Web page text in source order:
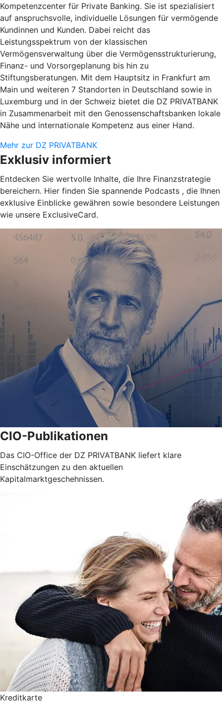
Kompetenzcenter für Private Banking. Sie ist spezialisiert
auf anspruchsvolle, individuelle Lösungen für vermögende
Kundinnen und Kunden. Dabei reicht das
Leistungsspektrum von der klassischen
Vermögensverwaltung über die Vermögensstrukturierung,
Finanz- und Vorsorgeplanung bis hin zu
Stiftungsberatungen. Mit dem Hauptsitz in Frankfurt am
Main und weiteren 7 Standorten in Deutschland sowie in
Luxemburg und in der Schweiz bietet die DZ PRIVATBANK
in Zusammenarbeit mit den Genossenschaftsbanken lokale
Nähe und internationale Kompetenz aus einer Hand.
Mehr zur DZ PRIVATBANK
Exklusiv informiert
Entdecken Sie wertvolle Inhalte, die Ihre Finanzstrategie
bereichern. Hier finden Sie spannende Podcasts , die Ihnen
exklusive Einblicke gewähren sowie besondere Leistungen
wie unsere ExclusiveCard.
CIO-Publikationen
Das CIO-Office der DZ PRIVATBANK liefert klare
Einschätzungen zu den aktuellen
Kapitalmarktgeschehnissen.
Kreditkarte